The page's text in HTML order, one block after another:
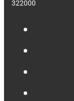
322000